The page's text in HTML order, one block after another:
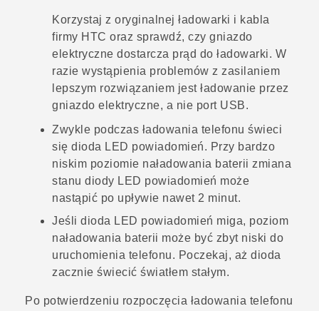
Korzystaj z oryginalnej ładowarki i kabla
firmy HTC oraz sprawdź, czy gniazdo
elektryczne dostarcza prąd do ładowarki. W
razie wystąpienia problemów z zasilaniem
lepszym rozwiązaniem jest ładowanie przez
gniazdo elektryczne, a nie port USB.
Zwykle podczas ładowania telefonu świeci
się dioda LED powiadomień. Przy bardzo
niskim poziomie naładowania baterii zmiana
stanu diody LED powiadomień może
nastąpić po upływie nawet 2 minut.
Jeśli dioda LED powiadomień miga, poziom
naładowania baterii może być zbyt niski do
uruchomienia telefonu. Poczekaj, aż dioda
zacznie świecić światłem stałym.
Po potwierdzeniu rozpoczęcia ładowania telefonu